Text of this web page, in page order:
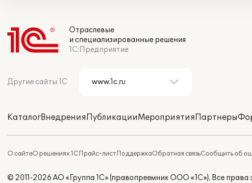
Отраслевые
и специализированные решения
1С:Предприятие
Другие сайты 1С
КаталогВнедренияПубликацииМероприятияПартнеры
О сайтеО решениях 1СПрайс-листПоддержкаОбратная связьСообщить об
© 2011-2026 АО «Группа 1С» (правопреемник ООО «1С»). Все